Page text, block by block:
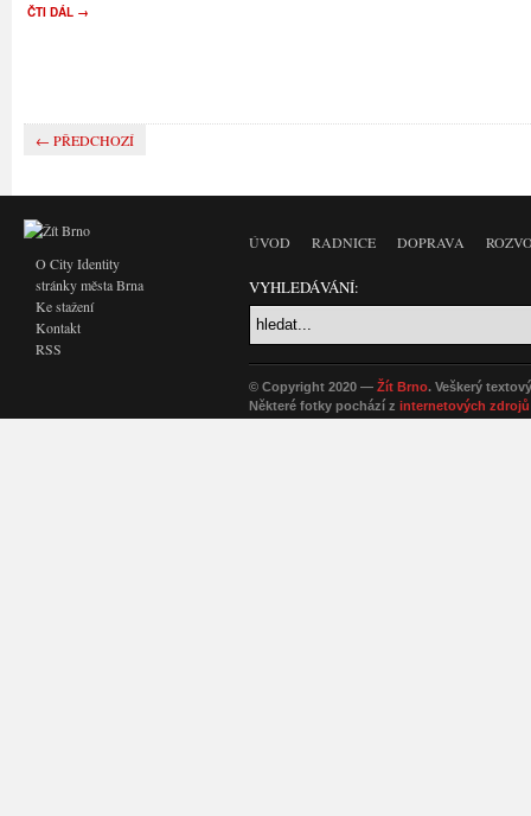
ČTI DÁL →
← PŘEDCHOZÍ
O City Identity
stránky města Brna
Ke stažení
Kontakt
RSS
ÚVOD RADNICE DOPRAVA
VYHLEDÁVÁNÍ:
© Copyright 2020 — Žít Brno. Veškerý
Některé fotky pochází z internetových